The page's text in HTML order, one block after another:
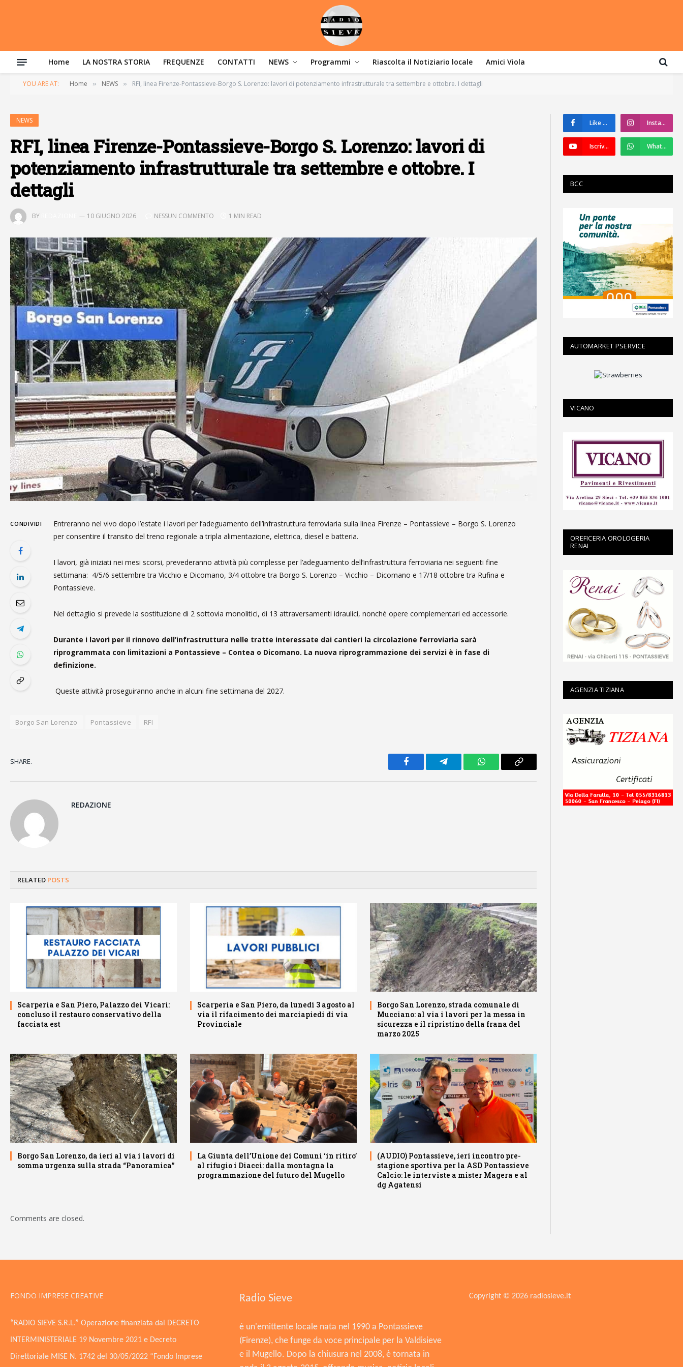
Home LA NOSTRA STORIA FREQUENZE CONTATTI NEWS Programmi Riascolta il Notiziario locale Amici Viola
YOU ARE AT: Home » NEWS » RFI, linea Firenze-Pontassieve-Borgo S. Lorenzo: lavori di potenziamento infrastrutturale tra settembre e ottobre. I dettagli
NEWS
RFI, linea Firenze-Pontassieve-Borgo S. Lorenzo: lavori di
potenziamento infrastrutturale tra settembre e ottobre. I
dettagli
BY 10 GIUGNO 2026 NESSUN COMMENTO 1 MIN READ
CONDIVIDI
Entreranno nel vivo dopo l’estate i lavori per l’adeguamento dell’infrastruttura ferroviaria sulla linea Firenze – Pontassieve – Borgo S. Lorenzo
per consentire il transito del treno regionale a tripla alimentazione, elettrica, diesel e batteria.
I lavori, già iniziati nei mesi scorsi, prevederanno attività più complesse per l’adeguamento dell’infrastruttura ferroviaria nei seguenti fine
settimana: 4/5/6 settembre tra Vicchio e Dicomano, 3/4 ottobre tra Borgo S. Lorenzo – Vicchio – Dicomano e 17/18 ottobre tra Rufina e
Pontassieve.
Nel dettaglio si prevede la sostituzione di 2 sottovia monolitici, di 13 attraversamenti idraulici, nonché opere complementari ed accessorie.
Durante i lavori per il rinnovo dell’infrastruttura nelle tratte interessate dai cantieri la circolazione ferroviaria sarà
riprogrammata con limitazioni a Pontassieve – Contea o Dicomano. La nuova riprogrammazione dei servizi è in fase di
definizione.
Queste attività proseguiranno anche in alcuni fine settimana del 2027.
Borgo San Lorenzo Pontassieve RFI
SHARE.
Facebook Telegram WhatsAppCopy
REDAZIONE
RELATED POSTS
Scarperia e San Piero, Palazzo dei Vicari:
concluso il restauro conservativo della
facciata est
Scarperia e San Piero, da lunedì 3 agosto al
via il rifacimento dei marciapiedi di via
Provinciale
Borgo San Lorenzo, strada comunale di
Mucciano: al via i lavori per la messa in
sicurezza e il ripristino della frana del
marzo 2025
Borgo San Lorenzo, da ieri al via i lavori di
somma urgenza sulla strada “Panoramica”
La Giunta dell’Unione dei Comuni ‘in ritiro’
al rifugio i Diacci: dalla montagna la
programmazione del futuro del Mugello
(AUDIO) Pontassieve, ieri incontro pre-
stagione sportiva per la ASD Pontassieve
Calcio: le interviste a mister Magera e al
dg Agatensi
Comments are closed.
Like su Facebook Instagram
Iscriviti a YouTube WhatsApp
BCC
AUTOMARKET PSERVICE
VICANO
OREFICERIA OROLOGERIA
RENAI
AGENZIA TIZIANA
FONDO IMPRESE CREATIVE
“RADIO SIEVE S.R.L.” Operazione finanziata dal DECRETO
INTERMINISTERIALE 19 Novembre 2021 e Decreto
Direttoriale MISE N. 1742 del 30/05/2022 “Fondo Imprese
Radio Sieve
è un'emittente locale nata nel 1990 a Pontassieve
(Firenze), che funge da voce principale per la Valdisieve
e il Mugello. Dopo la chiusura nel 2008, è tornata in
Copyright © 2026 radiosieve.it